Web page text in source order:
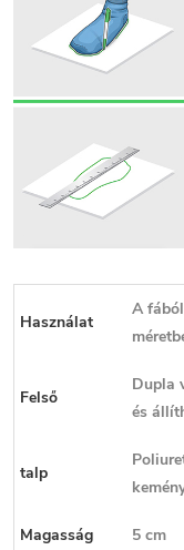
Használat
A
Felső
Dupla
és
talp
Magasság 5 cm